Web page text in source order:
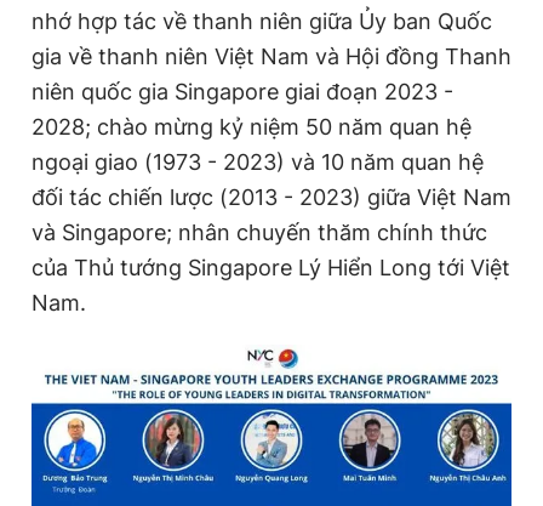
Theo dõi báo trên
Hotline
0906 645 777
Liên hệ quảng cáo
0908 780 404
Đặt báo Quảng cáo RSS Tòa soạn Chính sách bảo
Tổng biên tập: Nguyễn Ngọc Toàn
Phó tổng biên tập: Lâm Hiếu Dũng
Tổng thư ký tòa soạn: Đức Trung
Giấy phép xuất bản số 110/GP - BTTTT cấp ngày 24.3.2020
© 2003-2026 Bản quyền thuộc về Báo Thanh Niên. Cấm sao
chép dưới mọi hình thức nếu không có sự chấp thuận bằng văn
bản. Phát triển bởi ePi Technologies, JSC.
nhớ hợp tác về thanh niên giữa Ủy ban Quốc
gia về thanh niên Việt Nam và Hội đồng Thanh
niên quốc gia Singapore giai đoạn 2023 -
2028; chào mừng kỷ niệm 50 năm quan hệ
ngoại giao (1973 - 2023) và 10 năm quan hệ
đối tác chiến lược (2013 - 2023) giữa Việt Nam
và Singapore; nhân chuyến thăm chính thức
của Thủ tướng Singapore Lý Hiển Long tới Việt
Nam.